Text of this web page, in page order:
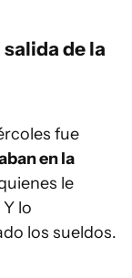
de la
fue
en la
le
Y lo
los sueldos.